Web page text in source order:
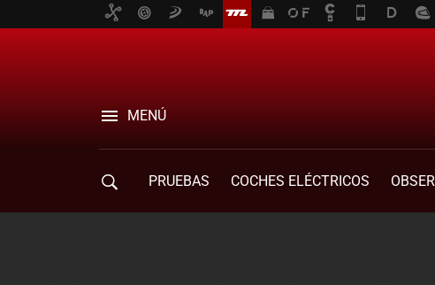
MENÚ
PRUEBAS COCHES ELÉCTRICOS